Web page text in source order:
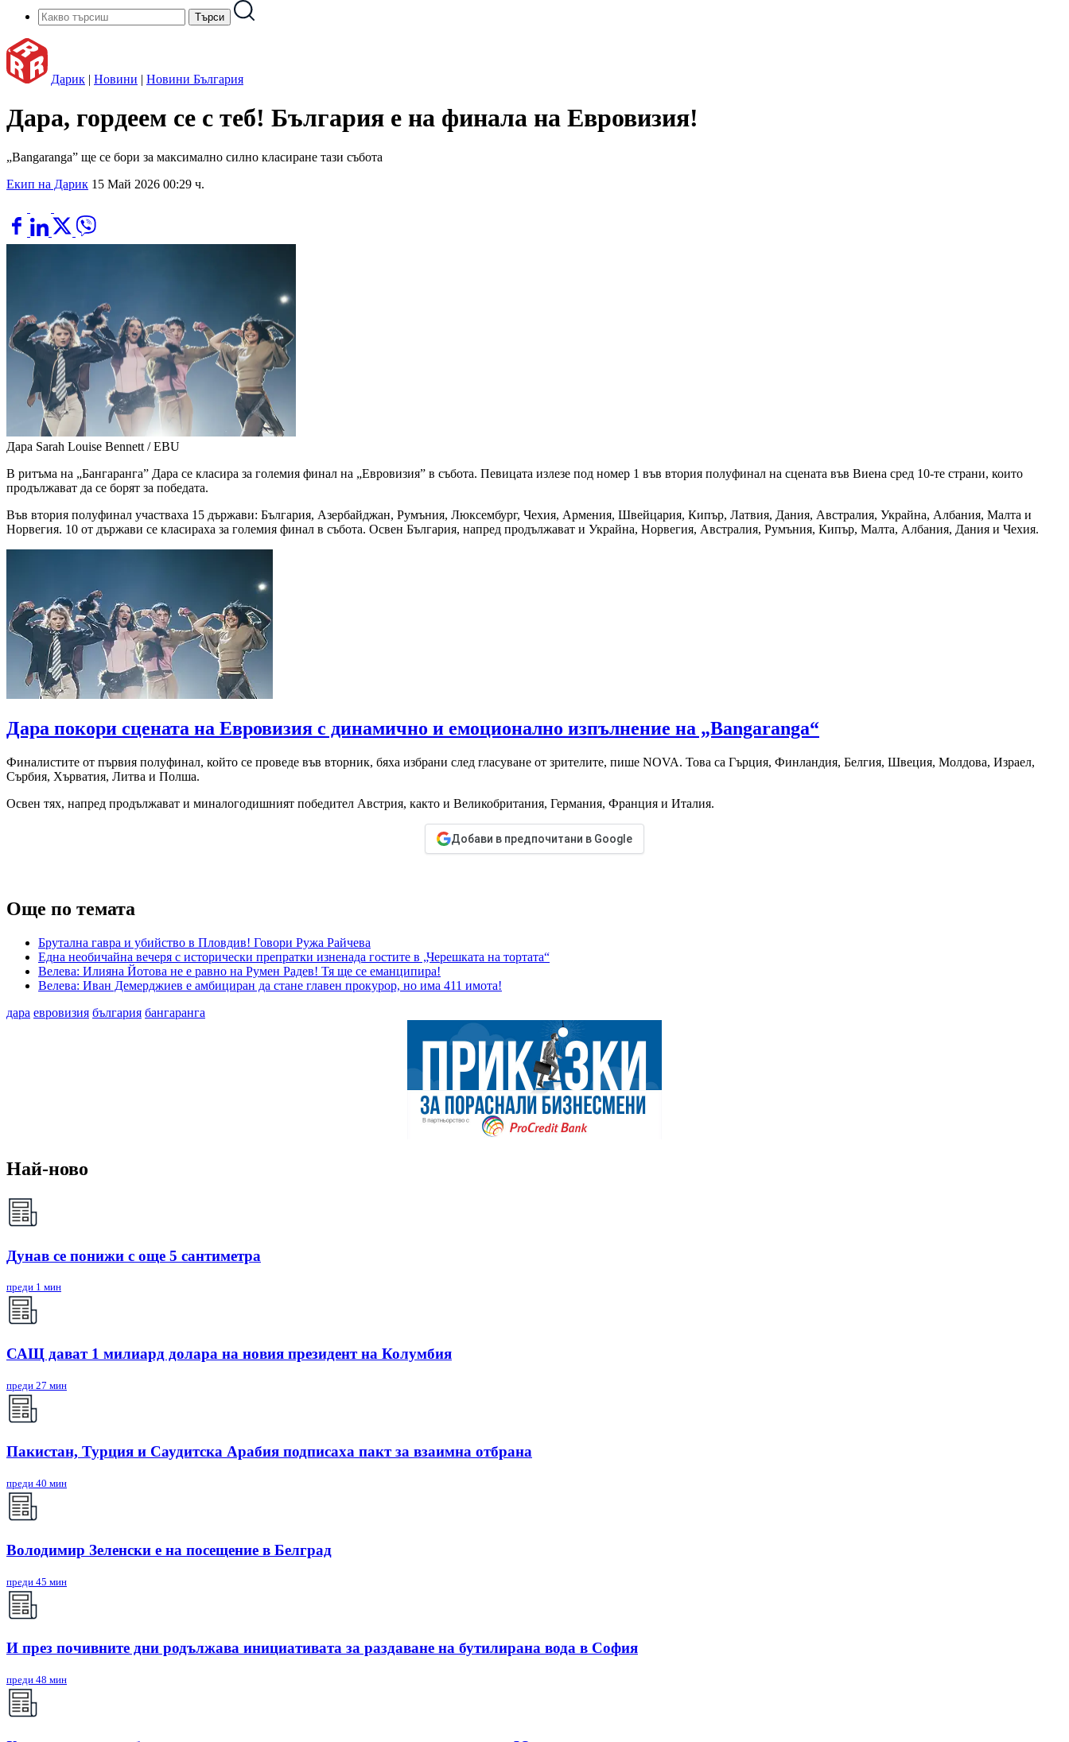
Дарик | Новини | Новини България
Дара, гордеем се с теб! България е на финала на Евровизия!
„Bangaranga” ще се бори за максимално силно класиране тази събота
Екип на Дарик 15 Май 2026 00:29 ч.
Дара Sarah Louise Bennett / EBU
В ритъма на „Бангаранга” Дара се класира за големия финал на „Евровизия” в събота. Певицата излезе под номер 1 във втория полуфинал на сцената във Виена сред 10-те страни, които
продължават да се борят за победата.
Във втория полуфинал участваха 15 държави: България, Азербайджан, Румъния, Люксембург, Чехия, Армения, Швейцария, Кипър, Латвия, Дания, Австралия, Украйна, Албания, Малта и
Норвегия. 10 от държави се класираха за големия финал в събота. Освен България, напред продължават и Украйна, Норвегия, Австралия, Румъния, Кипър, Малта, Албания, Дания и Чехия.
Дара покори сцената на Евровизия с динамично и емоционално изпълнение на „Bangaranga“
Финалистите от първия полуфинал, който се проведе във вторник, бяха избрани след гласуване от зрителите, пише NOVA. Това са Гърция, Финландия, Белгия, Швеция, Молдова, Израел,
Сърбия, Хърватия, Литва и Полша.
Освен тях, напред продължават и миналогодишният победител Австрия, както и Великобритания, Германия, Франция и Италия.
Добави в предпочитани в Google
Още по темата
Брутална гавра и убийство в Пловдив! Говори Ружа Райчева
Една необичайна вечеря с исторически препратки изненада гостите в „Черешката на тортата“
Велева: Илияна Йотова не е равно на Румен Радев! Тя ще се еманципира!
Велева: Иван Демерджиев е амбициран да стане главен прокурор, но има 411 имота!
дара евровизия българия бангаранга
Най-ново
Дунав се понижи с още 5 сантиметра
преди 1 мин
САЩ дават 1 милиард долара на новия президент на Колумбия
преди 27 мин
Пакистан, Турция и Саудитска Арабия подписаха пакт за взаимна отбрана
преди 40 мин
Володимир Зеленски е на посещение в Белград
преди 45 мин
И през почивните дни родължава инициативата за раздаване на бутилирана вода в София
преди 48 мин